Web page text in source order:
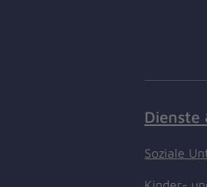
Dienste
Soziale